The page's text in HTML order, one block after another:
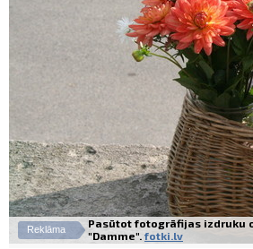
Reklāma
Pasūtot fotogrāfijas izdruku
"Damme". fotki.lv